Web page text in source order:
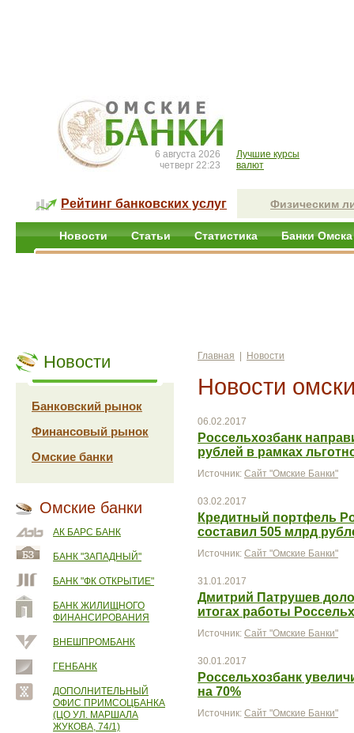
6 августа 2026
четверг 22:23
Лучшие курсы
валют
Рейтинг банковских услуг Физическим
Новости Статьи Статистика Банки Омска
Новости
Банковский рынок
Финансовый рынок
Омские банки
Омские банки
АК БАРС БАНК
БАНК "ЗАПАДНЫЙ"
БАНК "ФК ОТКРЫТИЕ"
БАНК ЖИЛИЩНОГО
ФИНАНСИРОВАНИЯ
ВНЕШПРОМБАНК
ГЕНБАНК
ДОПОЛНИТЕЛЬНЫЙ
ОФИС ПРИМСОЦБАНКА
(ЦО УЛ. МАРШАЛА
ЖУКОВА, 74/1)
Главная Новости
Новости
06.02.2017
Россельхозбанк
рублей в рамках
Источник: Сайт "Омские Банки"
03.02.2017
Кредитный портфель
составил 505 млрд
Источник: Сайт "Омские Банки"
31.01.2017
Дмитрий Патрушев
итогах работы
Источник: Сайт "Омские Банки"
30.01.2017
Россельхозбанк
на 70%
Источник: Сайт "Омские Банки"